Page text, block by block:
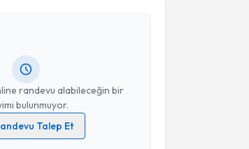
randevu alabileceğin bir
bulunmuyor.
Talep Et
ilişkinAydınlatma Metni